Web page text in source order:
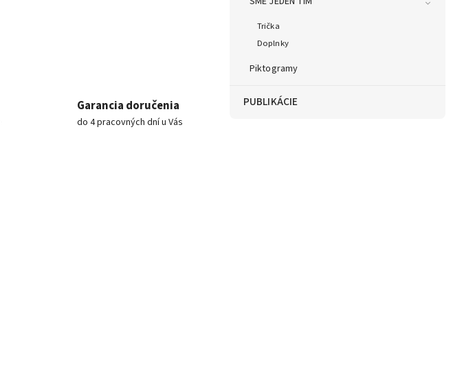
Trička
Doplnky
Piktogramy
PUBLIKÁCIE
Garancia doručenia
do 4 pracovných dní u Vás